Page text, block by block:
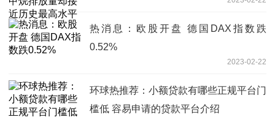
热消息：欧股开盘 德国DAX指数跌
0.52%
2023-02-22
环球热推荐：小额贷款有哪些正规平台门
槛低 容易申请的贷款平台介绍